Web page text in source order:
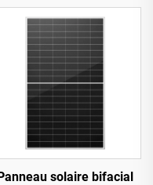
N, entièrement noir
solaire bifacial